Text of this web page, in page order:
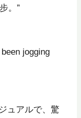
。”
jogging
ュアルで、驚